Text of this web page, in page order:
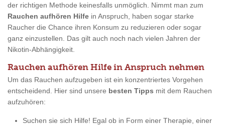
der richtigen Methode keinesfalls unmöglich. Nimmt man zum
Rauchen aufhören Hilfe in Anspruch, haben sogar starke
Raucher die Chance ihren Konsum zu reduzieren oder sogar
ganz einzustellen. Das gilt auch noch nach vielen Jahren der
Nikotin-Abhängigkeit.
Rauchen aufhören Hilfe in Anspruch nehmen
Um das Rauchen aufzugeben ist ein konzentriertes Vorgehen
entscheidend. Hier sind unsere besten Tipps mit dem Rauchen
aufzuhören:
Suchen sie sich Hilfe! Egal ob in Form einer Therapie, einer